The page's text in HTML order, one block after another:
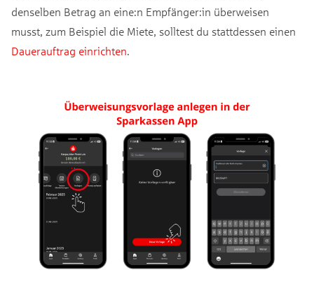
denselben Betrag an eine:n Empfänger:in überweisen
musst, zum Beispiel die Miete, solltest du stattdessen einen
Dauerauftrag einrichten.